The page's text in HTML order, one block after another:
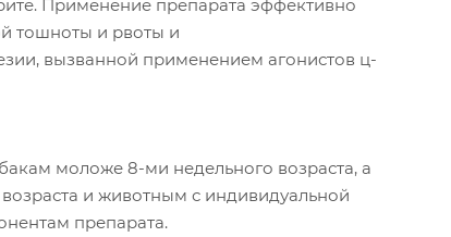
Применение препарата эффективно
тошноты и рвоты и
вызванной применением агонистов ц-
моложе 8-ми недельного возраста, а
и животным с индивидуальной
препарата.